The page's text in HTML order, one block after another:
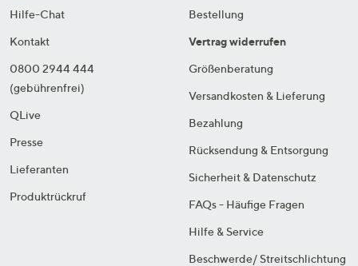
Hilfe-Chat
Kontakt
0800 2944 444
(gebührenfrei)
QLive
Presse
Lieferanten
Produktrückruf
Bestellung
Vertrag widerrufen
Größenberatung
Versandkosten & Lieferung
Bezahlung
Rücksendung & Entsorgung
Sicherheit & Datenschutz
FAQs - Häufige Fragen
Hilfe & Service
Beschwerde/ Streitschlichtung